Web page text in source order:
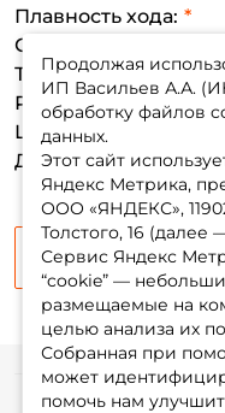
Плавность хода:
Сброс петель
Тяговые
Работа фрикциона
Шумность
Дизайн:
Продолжая
ИП Васильев А.А.
обработку файлов
данных.
Этот сайт
Яндекс Метрика,
ООО «ЯНДЕКС»,
Толстого, 16 (далее
Сервис Яндекс
“cookie” —
размещаемые на
целью анализа их
Собранная при
может
помочь нам
Создать аккаунт
ФИО: *
Email: *
Номер телефона: *
Придумайте